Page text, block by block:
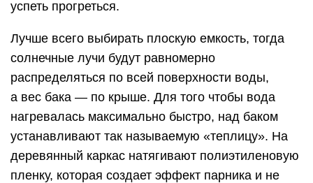
успеть прогреться.
Лучше всего выбирать плоскую емкость, тогда
солнечные лучи будут равномерно
распределяться по всей поверхности воды,
а вес бака — по крыше. Для того чтобы вода
нагревалась максимально быстро, над баком
устанавливают так называемую «теплицу». На
деревянный каркас натягивают полиэтиленовую
пленку, которая создает эффект парника и не